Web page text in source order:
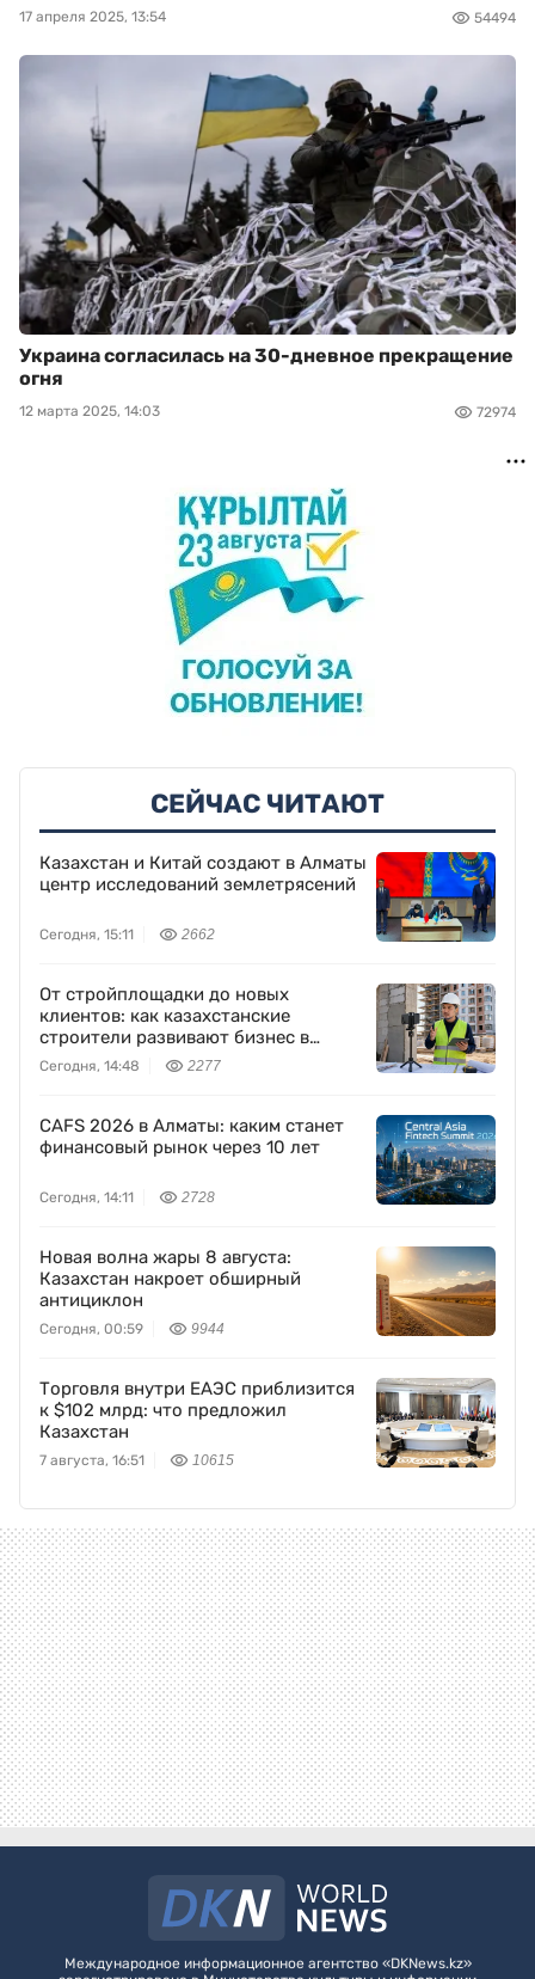
17 апреля 2025, 13:54 54494
Украина согласилась на 30-дневное прекращение
огня
12 марта 2025, 14:03 72974
СЕЙЧАС ЧИТАЮТ
Казахстан и Китай создают в Алматы
центр исследований землетрясений
Сегодня, 15:11 2662
От стройплощадки до новых
клиентов: как казахстанские
строители развивают бизнес в
TikTok
Сегодня, 14:48 2277
CAFS 2026 в Алматы: каким станет
финансовый рынок через 10 лет
Сегодня, 14:11 2728
Новая волна жары 8 августа:
Казахстан накроет обширный
антициклон
Сегодня, 00:59 9944
Торговля внутри ЕАЭС приблизится
к $102 млрд: что предложил
Казахстан
7 августа, 16:51 10615
Международное информационное агентство «DKNews.kz»